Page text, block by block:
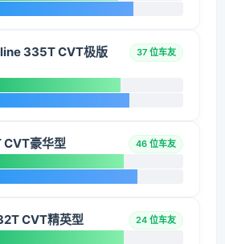
335T CVT极版
37 位车友
CVT豪华型 46 位车友
CVT精英型 24 位车友